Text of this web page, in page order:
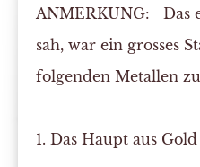
ANMERKUNG: Das
sah, war ein grosses
folgenden Metallen
1. Das Haupt aus Gold